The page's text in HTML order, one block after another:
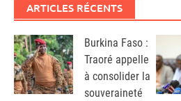
ARTICLES RÉCENTS
Burkina Faso :
Traoré appelle
à consolider la
souveraineté